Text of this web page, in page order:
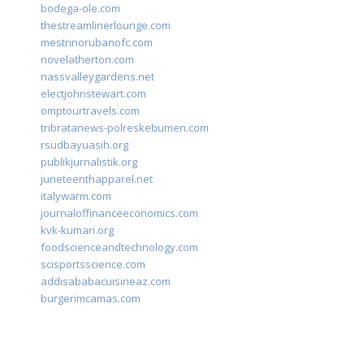
bodega-ole.com
thestreamlinerlounge.com
mestrinorubanofc.com
novelatherton.com
nassvalleygardens.net
electjohnstewart.com
omptourtravels.com
tribratanews-polreskebumen.com
rsudbayuasih.org
publikjurnalistik.org
juneteenthapparel.net
italywarm.com
journaloffinanceeconomics.com
kvk-kumari.org
foodscienceandtechnology.com
scisportsscience.com
addisababacuisineaz.com
burgerimcamas.com